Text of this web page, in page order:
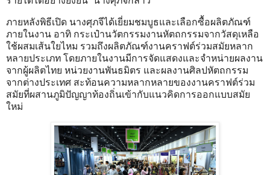
ภายหลังพิธีเปิด นางศุภจีได้เยี่ยมชมบูธและเลือกซื้อผลิตภัณฑ์
ภายในงาน อาทิ กระเป๋านวัตกรรมงานหัตถกรรมจากวัสดุเหลือ
ใช้ผสมเส้นใยไหม รวมถึงผลิตภัณฑ์งานคราฟต์ร่วมสมัยหลาก
หลายประเภท โดยภายในงานมีการจัดแสดงและจำหน่ายผลงาน
จากผู้ผลิตไทย หน่วยงานพันธมิตร และผลงานศิลปหัตถกรรม
จากต่างประเทศ สะท้อนความหลากหลายของงานคราฟต์ร่วม
สมัยที่ผสานภูมิปัญญาท้องถิ่นเข้ากับแนวคิดการออกแบบสมัย
ใหม่